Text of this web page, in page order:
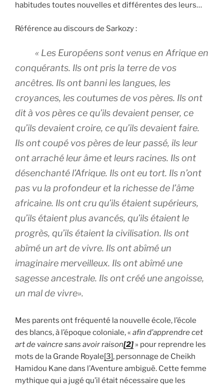
habitudes toutes nouvelles et différentes des leurs…
Référence au discours de Sarkozy :
« Les Européens sont venus en Afrique en
conquérants. Ils ont pris la terre de vos
ancêtres. Ils ont banni les langues, les
croyances, les coutumes de vos pères. Ils ont
dit à vos pères ce qu’ils devaient penser, ce
qu’ils devaient croire, ce qu’ils devaient faire.
Ils ont coupé vos pères de leur passé, ils leur
ont arraché leur âme et leurs racines. Ils ont
désenchanté l’Afrique. Ils ont eu tort. Ils n’ont
pas vu la profondeur et la richesse de l’âme
africaine. Ils ont cru qu’ils étaient supérieurs,
qu’ils étaient plus avancés, qu’ils étaient le
progrès, qu’ils étaient la civilisation. Ils ont
abîmé un art de vivre. Ils ont abîmé un
imaginaire merveilleux. Ils ont abîmé une
sagesse ancestrale. Ils ont créé une angoisse,
un mal de vivre».
Mes parents ont fréquenté la nouvelle école, l’école
des blancs, à l’époque coloniale, « afin d’apprendre cet
art de vaincre sans avoir raison[2] » pour reprendre les
mots de la Grande Royale[3], personnage de Cheikh
Hamidou Kane dans l’Aventure ambiguë. Cette femme
mythique qui a jugé qu’il était nécessaire que les